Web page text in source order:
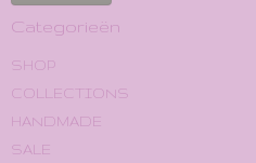
Categorieën
SHOP
COLLECTIONS
HANDMADE
SALE